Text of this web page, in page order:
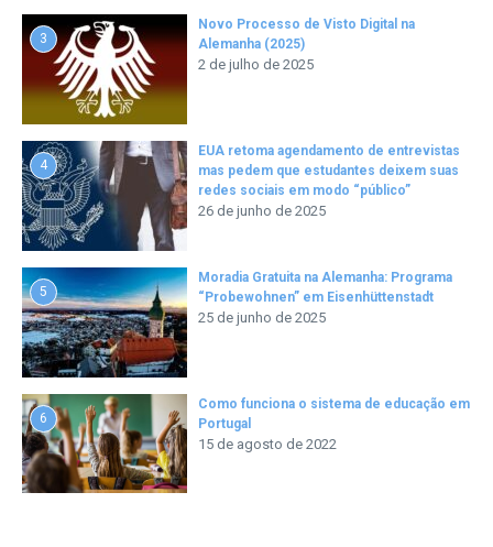
3
Novo Processo de Visto Digital na
Alemanha (2025)
2 de julho de 2025
4
EUA retoma agendamento de entrevistas
mas pedem que estudantes deixem suas
redes sociais em modo “público”
26 de junho de 2025
5
Moradia Gratuita na Alemanha: Programa
“Probewohnen” em Eisenhüttenstadt
25 de junho de 2025
6
Como funciona o sistema de educação em
Portugal
15 de agosto de 2022